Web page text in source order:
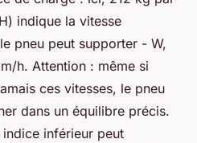
indique la vitesse
pneu peut supporter - W,
h. Attention : même si
ces vitesses, le pneu
dans un équilibre précis.
inférieur peut